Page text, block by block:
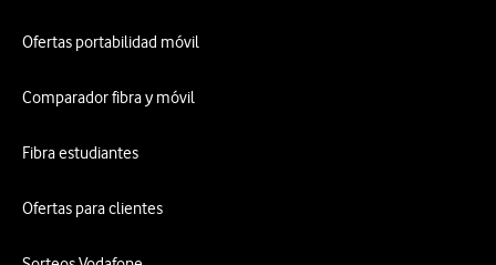
Ofertas portabilidad móvil
Comparador fibra y móvil
Fibra estudiantes
Ofertas para clientes